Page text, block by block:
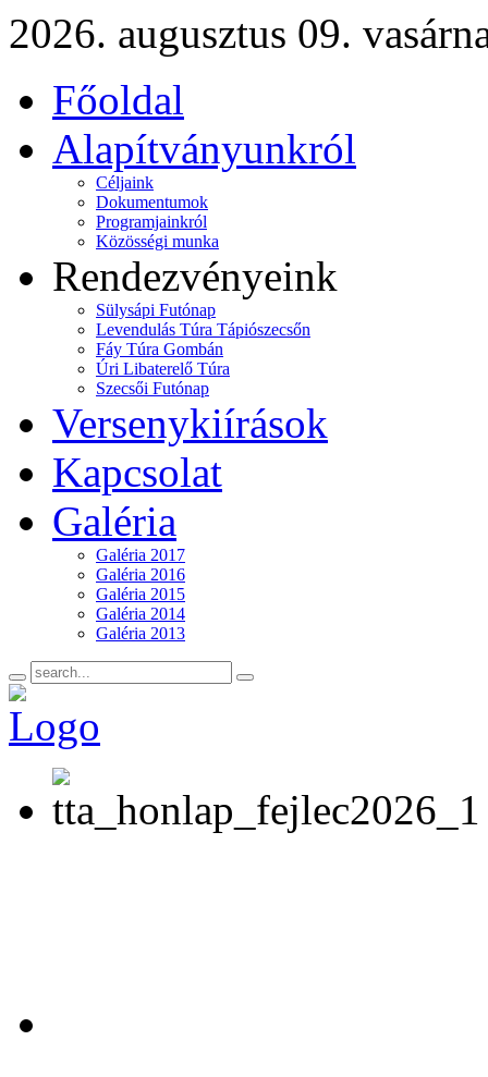
2026. augusztus 09.
Főoldal
Alapítványunkról
Céljaink
Dokumentumok
Programjainkról
Közösségi munka
Rendezvényeink
Sülysápi Futónap
Levendulás Túra Tápiószecsőn
Fáy Túra Gombán
Úri Libaterelő Túra
Szecsői Futónap
Versenykiírások
Kapcsolat
Galéria
Galéria 2017
Galéria 2016
Galéria 2015
Galéria 2014
Galéria 2013